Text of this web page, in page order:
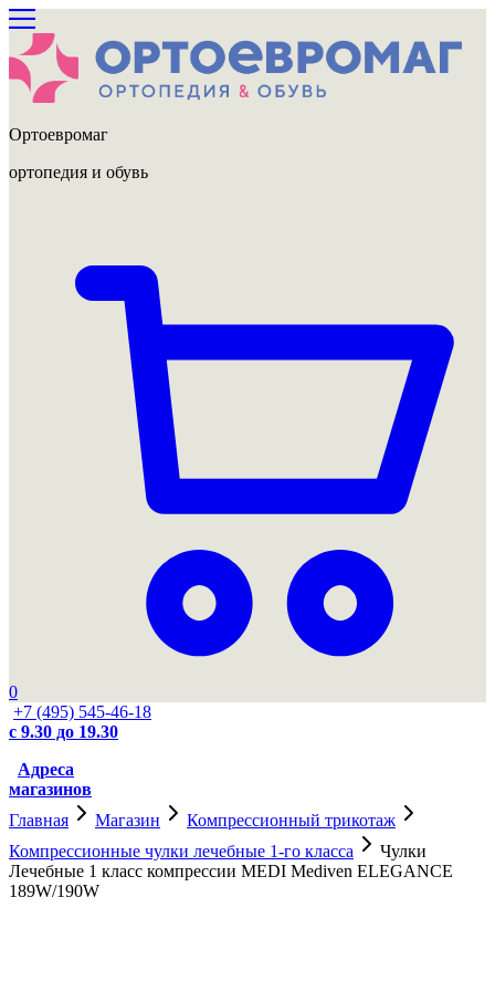
Ортоевромаг
ортопедия и обувь
0
+7 (495) 545-46-18
с 9.30 до 19.30
Адреса
магазинов
Главная
Магазин
Компрессионный трикотаж
Компрессионные чулки лечебные 1-го класса
Чулки
Лечебные 1 класс компрессии MEDI Mediven ELEGANCE
189W/190W